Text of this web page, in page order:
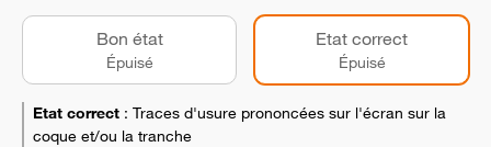
Bon état
Épuisé
Etat correct
Épuisé
Etat correct : Traces d'usure prononcées sur l'écran sur la
coque et/ou la tranche